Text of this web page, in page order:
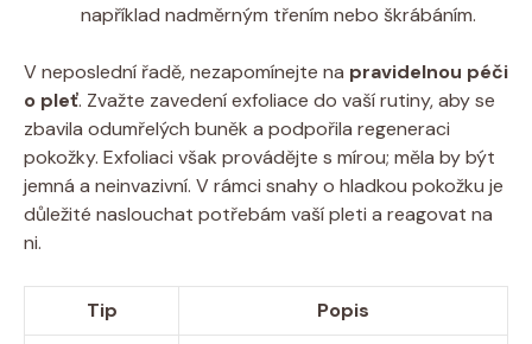
například nadměrným třením nebo škrábáním.
V neposlední řadě, nezapomínejte na pravidelnou péči
o pleť. Zvažte zavedení exfoliace do vaší rutiny, aby se
zbavila odumřelých buněk a podpořila regeneraci
pokožky. Exfoliaci však provádějte s mírou; měla by být
jemná a neinvazivní. V rámci snahy o hladkou pokožku je
důležité naslouchat potřebám vaší pleti a reagovat na
ni.
Tip Popis